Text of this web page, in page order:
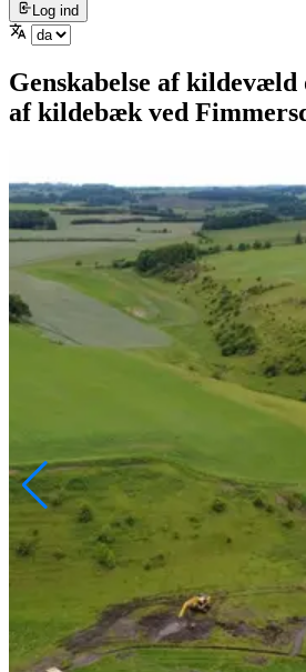
Log ind
Genskabelse af
af kildebæk ved